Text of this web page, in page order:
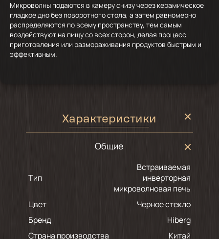
Микроволны подаются в камеру снизу через керамическое
гладкое дно без поворотного стола, а затем равномерно
распределяются по всему пространству, тем самым
воздействуют на пищу со всех сторон, делая процесс
приготовления или размораживания продуктов быстрым и
эффективным.
Характеристики
Общие
Тип
Встраиваемая
инверторная
микроволновая печь
Цвет
черное стекло
Бренд
Hiberg
Страна производства
Китай